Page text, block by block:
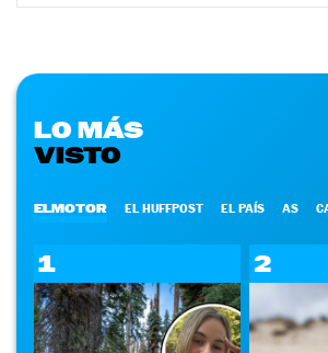
LO MÁS
VISTO
ELMOTOR EL HUFFPOST EL PAÍS AS
1 2